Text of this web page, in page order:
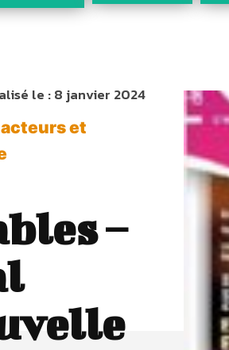
le :8 janvier 2024
et
–